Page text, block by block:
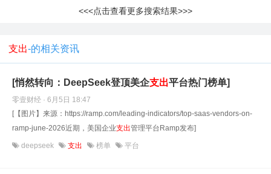
<<<点击查看更多搜索结果>>>
支出-的相关资讯
[悄然转向：DeepSeek登顶美企支出平台热门榜单]
零壹财经 · 6月5日 18:47
[【图片】来源：https://ramp.com/leading-indicators/top-saas-vendors-on-
ramp-june-2026近期，美国企业支出管理平台Ramp发布]
deepseek 支出 榜单 平台